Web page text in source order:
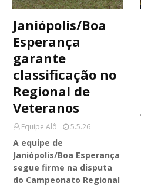
Janiópolis/Boa
Esperança
garante
classificação no
Regional de
Veteranos
Equipe Alô 5.5.26
A equipe de
Janiópolis/Boa Esperança
segue firme na disputa
do Campeonato Regional